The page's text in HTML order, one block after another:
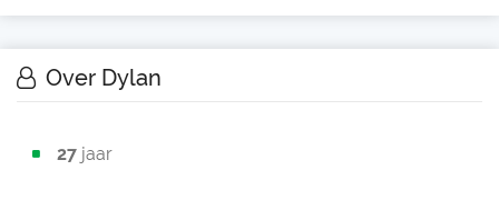
Over Dylan
27 jaar